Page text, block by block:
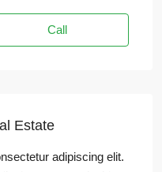
Call
Estate
adipiscing elit.